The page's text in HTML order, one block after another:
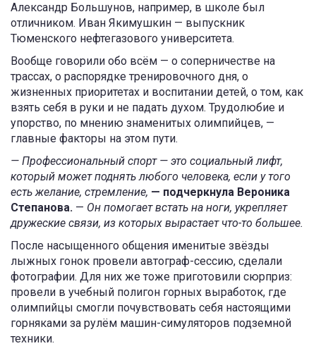
Александр Большунов, например, в школе был
отличником. Иван Якимушкин — выпускник
Тюменского нефтегазового университета.
Вообще говорили обо всём — о соперничестве на
трассах, о распорядке тренировочного дня, о
жизненных приоритетах и воспитании детей, о том, как
взять себя в руки и не падать духом. Трудолюбие и
упорство, по мнению знаменитых олимпийцев, —
главные факторы на этом пути.
— Профессиональный спорт — это социальный лифт,
который может поднять любого человека, если у того
есть желание, стремление, — подчеркнула Вероника
Степанова. — Он помогает встать на ноги, укрепляет
дружеские связи, из которых вырастает что-то большее.
После насыщенного общения именитые звёзды
лыжных гонок провели автограф-сессию, сделали
фотографии. Для них же тоже приготовили сюрприз:
провели в учебный полигон горных выработок, где
олимпийцы смогли почувствовать себя настоящими
горняками за рулём машин-симуляторов подземной
техники.